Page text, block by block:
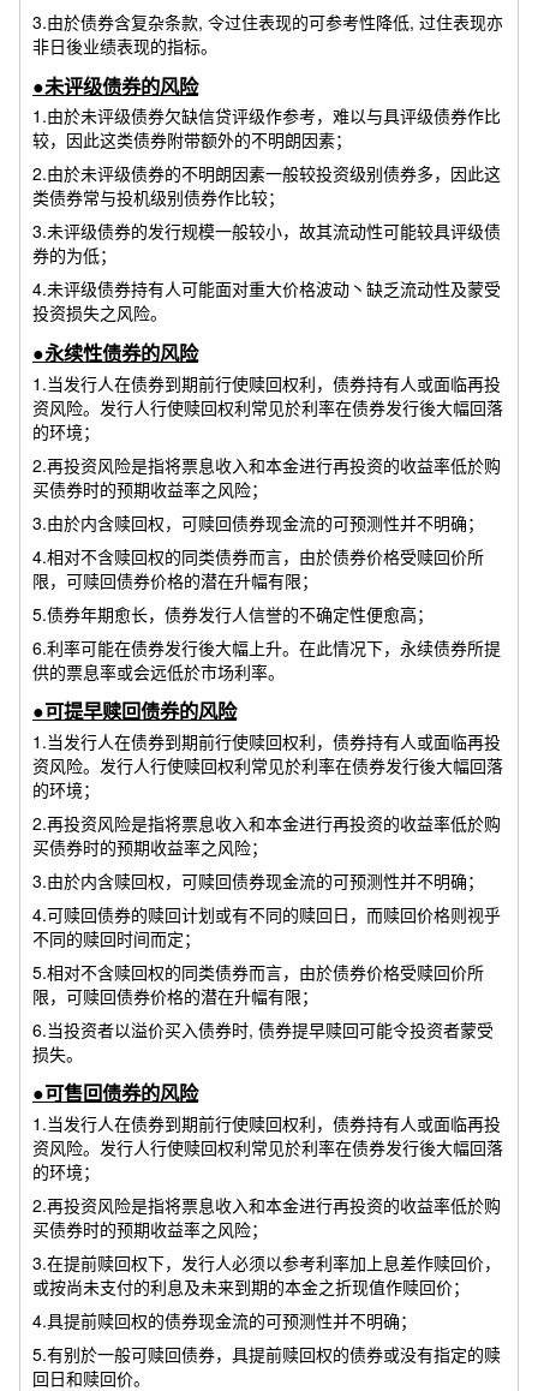
3.由於债券含复杂条款, 令过住表现的可参考性降低, 过住表现亦
非日後业绩表现的指标。
●未评级债券的风险
1.由於未评级债券欠缺信贷评级作参考，难以与具评级债券作比
较，因此这类债券附带额外的不明朗因素；
2.由於未评级债券的不明朗因素一般较投资级别债券多，因此这
类债券常与投机级别债券作比较；
3.未评级债券的发行规模一般较小，故其流动性可能较具评级债
券的为低；
4.未评级债券持有人可能面对重大价格波动丶缺乏流动性及蒙受
投资损失之风险。
●永续性债券的风险
1.当发行人在债券到期前行使赎回权利，债券持有人或面临再投
资风险。发行人行使赎回权利常见於利率在债券发行後大幅回落
的环境；
2.再投资风险是指将票息收入和本金进行再投资的收益率低於购
买债券时的预期收益率之风险；
3.由於内含赎回权，可赎回债券现金流的可预测性并不明确；
4.相对不含赎回权的同类债券而言，由於债券价格受赎回价所
限，可赎回债券价格的潜在升幅有限；
5.债券年期愈长，债券发行人信誉的不确定性便愈高；
6.利率可能在债券发行後大幅上升。在此情况下，永续债券所提
供的票息率或会远低於市场利率。
●可提早赎回债券的风险
1.当发行人在债券到期前行使赎回权利，债券持有人或面临再投
资风险。发行人行使赎回权利常见於利率在债券发行後大幅回落
的环境；
2.再投资风险是指将票息收入和本金进行再投资的收益率低於购
买债券时的预期收益率之风险；
3.由於内含赎回权，可赎回债券现金流的可预测性并不明确；
4.可赎回债券的赎回计划或有不同的赎回日，而赎回价格则视乎
不同的赎回时间而定；
5.相对不含赎回权的同类债券而言，由於债券价格受赎回价所
限，可赎回债券价格的潜在升幅有限；
6.当投资者以溢价买入债券时, 债券提早赎回可能令投资者蒙受
损失。
●可售回债券的风险
1.当发行人在债券到期前行使赎回权利，债券持有人或面临再投
资风险。发行人行使赎回权利常见於利率在债券发行後大幅回落
的环境；
2.再投资风险是指将票息收入和本金进行再投资的收益率低於购
买债券时的预期收益率之风险；
3.在提前赎回权下，发行人必须以参考利率加上息差作赎回价，
或按尚未支付的利息及未来到期的本金之折现值作赎回价；
4.具提前赎回权的债券现金流的可预测性并不明确；
5.有别於一般可赎回债券，具提前赎回权的债券或没有指定的赎
回日和赎回价。